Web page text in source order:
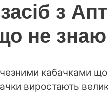
з
не
кабачками
виростають